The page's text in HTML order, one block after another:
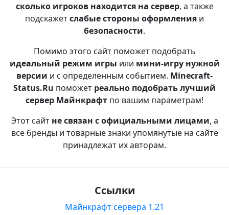
сколько игроков находится на сервер, а также
подскажетслабые стороны оформления и
безопасности.
Помимо этого сайт поможет подобрать
идеальный режим игры или мини-игру нужной
версии и с определенным событием. Minecraft-
Status.Ru поможет реально подобрать лучший
сервер Майнкрафт по вашим параметрам!
Этот сайт не связан с официальными лицами, а
все бренды и товарные знаки упомянутые на сайте
принадлежат их авторам.
Ссылки
Майнкрафт сервера 1.21